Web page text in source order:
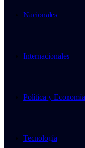
Nacionales
Internacionales
Política y Economía
Tecnología